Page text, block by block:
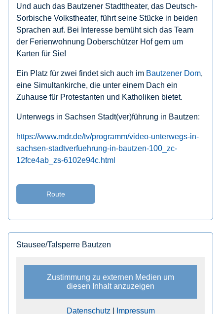
Und auch das Bautzener Stadttheater, das Deutsch-
Sorbische Volkstheater, führt seine Stücke in beiden
Sprachen auf. Bei Interesse bemüht sich das Team
der Ferienwohnung Doberschützer Hof gern um
Karten für Sie!
Ein Platz für zwei findet sich auch im Bautzener Dom,
eine Simultankirche, die unter einem Dach ein
Zuhause für Protestanten und Katholiken bietet.
Unterwegs in Sachsen Stadt(ver)führung in Bautzen:
https://www.mdr.de/tv/programm/video-unterwegs-in-
sachsen-stadtverfuehrung-in-bautzen-100_zc-
12fce4ab_zs-6102e94c.html
Route
Stausee/Talsperre Bautzen
Zustimmung zu externen Medien um
diesen Inhalt anzuzeigen
Datenschutz Impressum